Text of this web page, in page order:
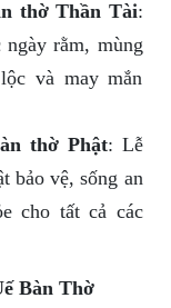
thờ Thần Tài:
rằm, mùng
và may mắn
thờ Phật: Lễ
bảo vệ, sống an
cho tất cả các
Bàn Thờ